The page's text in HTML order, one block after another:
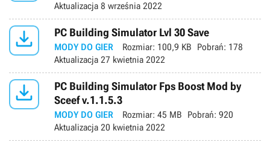
Aktualizacja 8 września 2022
 PC Building Simulator Lvl 30 Save
MODY DO GIER Rozmiar: 100,9 KB Pobrań: 178
Aktualizacja 27 kwietnia 2022

PC Building Simulator Fps Boost Mod by
Sceef v.1.1.5.3
MODY DO GIER Rozmiar: 45 MB Pobrań: 920
Aktualizacja 20 kwietnia 2022